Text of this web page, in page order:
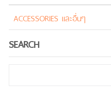
ACCESSORIES และอื่นๆ
SEARCH